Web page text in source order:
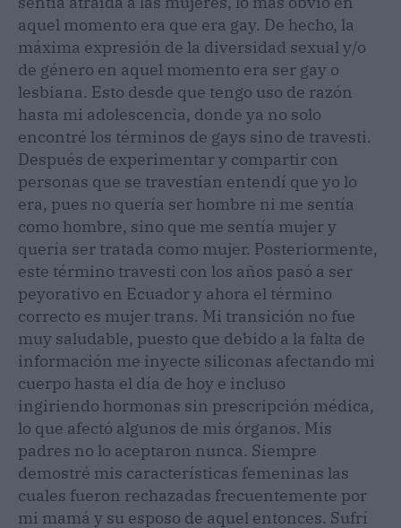
aquel momento era que era gay. De hecho, la
máxima expresión de la diversidad sexual y/o
de género en aquel momento era ser gay o
lesbiana. Esto desde que tengo uso de razón
hasta mi adolescencia, donde ya no solo
encontré los términos de gays sino de travesti.
Después de experimentar y compartir con
personas que se travestían entendí que yo lo
era, pues no quería ser hombre ni me sentía
como hombre, sino que me sentía mujer y
quería ser tratada como mujer. Posteriormente,
este término travesti con los años pasó a ser
peyorativo en Ecuador y ahora el término
correcto es mujer trans. Mi transición no fue
muy saludable, puesto que debido a la falta de
información me inyecte siliconas afectando mi
cuerpo hasta el día de hoy e incluso
ingiriendo hormonas sin prescripción médica,
lo que afectó algunos de mis órganos. Mis
padres no lo aceptaron nunca. Siempre
demostré mis características femeninas las
cuales fueron rechazadas frecuentemente por
mi mamá y su esposo de aquel entonces. Sufrí